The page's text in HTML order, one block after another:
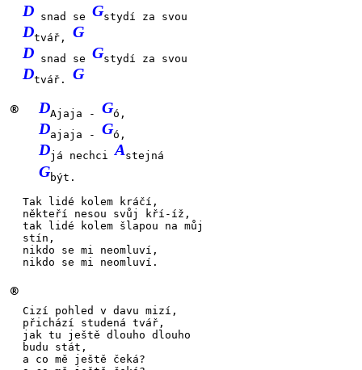
D snad seGstydí za svou
Dtvář,G
D snad seGstydí za svou
Dtvář. G
® DAjaja -Gó,
Dajaja -Gó,
Djá nechciAstejná
Gbýt.
Tak
lidé kolem
kráčí,
někte ří nesou svůj kří- íž,
tak
lidé kolem šlapou na můj
stín,
nikdo se mi neomluví,
nikdo se mi neomluví.
®
Cizí pohled v davu mizí,
přichází studená tvář,
jak tu ještě dlouho dlouho
budu stát,
a co mě ještě čeká?